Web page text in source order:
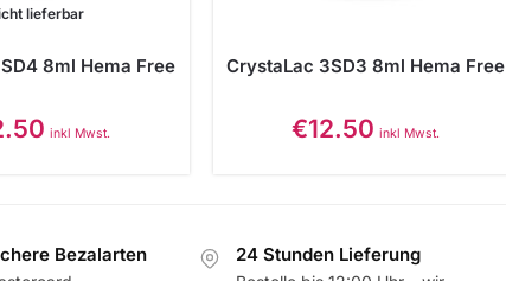
lieferbar
8ml Hema Free
inkl Mwst.
CrystaLac 3SD3 8ml Hema Free
€12.50 inkl Mwst.
Bezalarten 24 Stunden Lieferung